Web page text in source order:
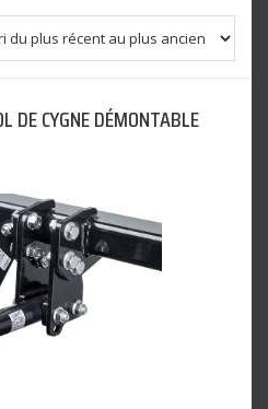
DE CYGNE DÉMONTABLE